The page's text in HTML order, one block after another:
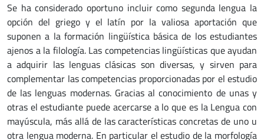
Se ha considerado oportuno incluir como segunda lengua la
opción del griego y el latín por la valiosa aportación que
suponen a la formación lingüística básica de los estudiantes
ajenos a la filología. Las competencias lingüísticas que ayudan
a adquirir las lenguas clásicas son diversas, y sirven para
complementar las competencias propor­cionadas por el estudio
de las lenguas modernas. Gracias al conocimiento de unas y
otras el estudiante puede acercarse a lo que es la Lengua con
mayúscula, más allá de las características concretas de uno u
otra lengua moderna. En particular el estudio de la morfología